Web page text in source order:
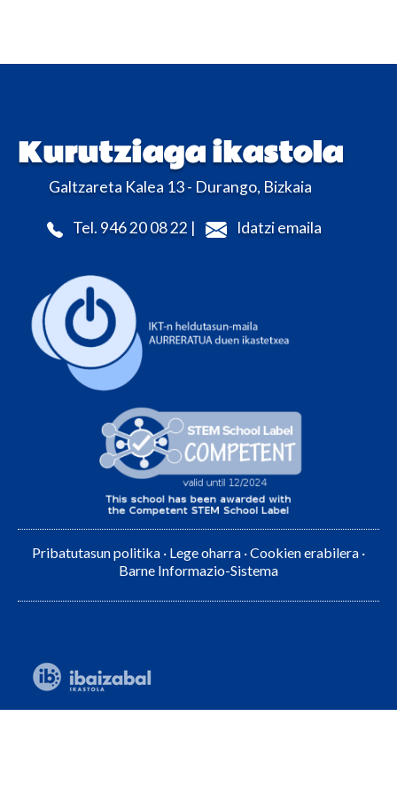
Kurutziaga ikastola
Galtzareta Kalea 13 - Durango, Bizkaia
Tel. 946 20 08 22 | Idatzi emaila
Pribatutasun politika · Lege oharra ·Cookien erabilera ·
Barne Informazio-Sistema